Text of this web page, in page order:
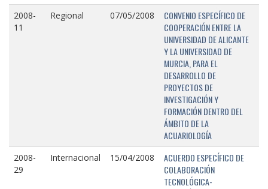
2008-
11
Regional 07/05/2008
CONVENIO ESPECÍFICO DE
COOPERACIÓN ENTRE LA
UNIVERSIDAD DE ALICANTE
Y LA UNIVERSIDAD DE
MURCIA, PARA EL
DESARROLLO DE
PROYECTOS DE
INVESTIGACIÓN Y
FORMACIÓN DENTRO DEL
ÁMBITO DE LA
ACUARIOLOGÍA
2008-
29
Internacional 15/04/2008
ACUERDO ESPECÍFICO DE
COLABORACIÓN
TECNOLÓGICA-